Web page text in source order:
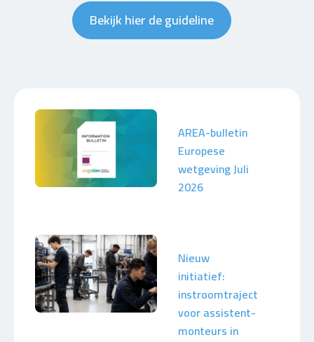
Bekijk hier de guideline
AREA-bulletin
Europese
wetgeving Juli
2026
Nieuw
initiatief:
instroomtraject
voor assistent-
monteurs in